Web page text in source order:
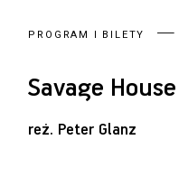
PROGRAM I BILETY
Savage House
reż. Peter Glanz